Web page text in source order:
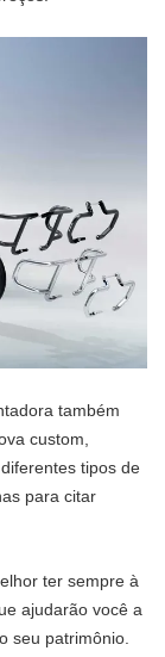
também
custom,
tipos de
para citar
ter sempre à
ajudarão você a
seu patrimônio.